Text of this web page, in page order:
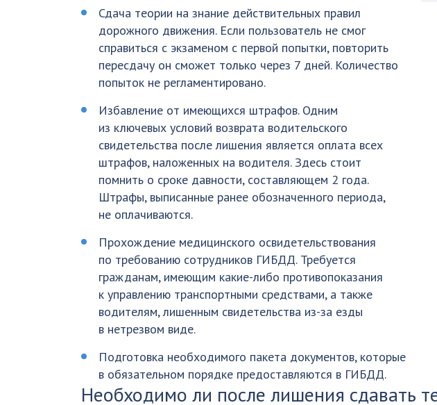
Сдача теории на знание действительных правил
дорожного движения. Если пользователь не смог
справиться с экзаменом с первой попытки, повторить
пересдачу он сможет только через 7 дней. Количество
попыток не регламентировано.
Избавление от имеющихся штрафов. Одним
из ключевых условий возврата водительского
свидетельства после лишения является оплата всех
штрафов, наложенных на водителя. Здесь стоит
помнить о сроке давности, составляющем 2 года.
Штрафы, выписанные ранее обозначенного периода,
не оплачиваются.
Прохождение медицинского освидетельствования
по требованию сотрудников ГИБДД. Требуется
гражданам, имеющим какие-либо противопоказания
к управлению транспортными средствами, а также
водителям, лишенным свидетельства из-за езды
в нетрезвом виде.
Подготовка необходимого пакета документов, которые
в обязательном порядке предоставляются в ГИБДД.
Необходимо ли после лишения сдавать